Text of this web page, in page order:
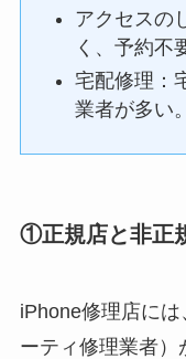
アクセスの
く、予約不
宅配修理：
業者が多い。
①正規店と非正
iPhone修理店に
ーティ修理業者）